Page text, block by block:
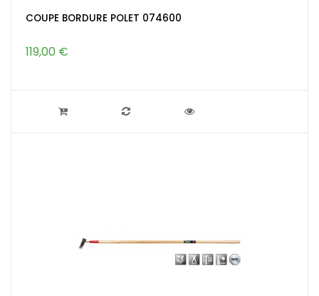
COUPE BORDURE POLET 074600
119,00 €